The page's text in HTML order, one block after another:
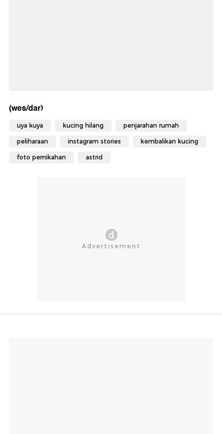
(wes/dar)
uya kuya kucing hilang penjarahan rumah
peliharaan instagram stories kembalikan kucing
foto pernikahan astrid